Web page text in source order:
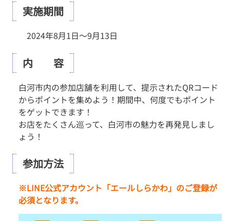
実施期間
2024年8月1日～9月13日
内 容
白河市内の参加店舗を利用して、提示されたQRコード
からポイントを集めよう！期間中、何度でもポイント
をゲットできます！
お店をたくさん巡って、白河市の魅力を再発見しまし
ょう！
参加方法
※LINE公式アカウント「エールしらかわ」のご登録が
必須となります。